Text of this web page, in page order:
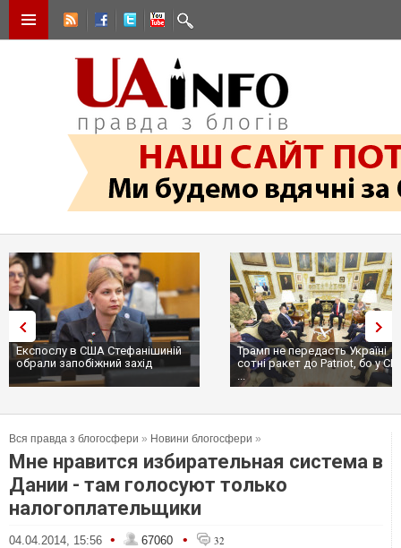
Експослу в США Стефанішиній
обрали запобіжний захід
Трамп не передасть Україні
сотні ракет до Patriot, бо у
...
Вся правда з блогосфери » Новини блогосфери »
Мне нравится избирательная система в
Дании - там голосуют только
налогоплательщики
04.04.2014, 15:56 • 67060 • 32